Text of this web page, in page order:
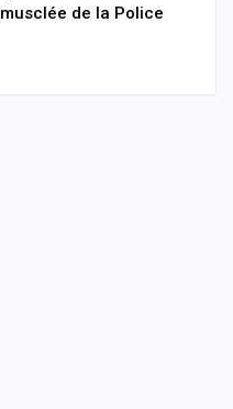
musclée de la Police